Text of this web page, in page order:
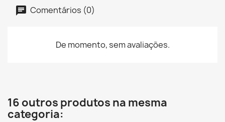
Comentários (0)
De momento, sem avaliações.
16 outros produtos na mesma
categoria: